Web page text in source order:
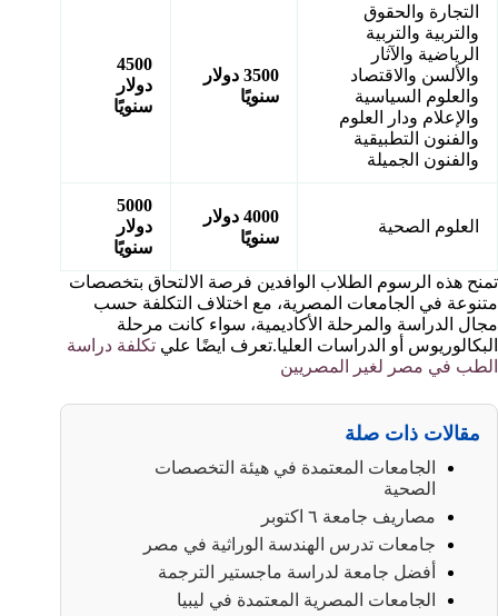
التجارة والحقوق
والتربية والتربية
الرياضية والآثار
والألسن والاقتصاد
والعلوم السياسية
والإعلام ودار العلوم
والفنون التطبيقية
والفنون الجميلة
3500 دولار
سنويًا
4500
دولار
سنويًا
العلوم الصحية
4000 دولار
سنويًا
5000
دولار
سنويًا
تمنح هذه الرسوم الطلاب الوافدين فرصة الالتحاق بتخصصات
متنوعة في الجامعات المصرية، مع اختلاف التكلفة حسب
مجال الدراسة والمرحلة الأكاديمية، سواء كانت مرحلة
البكالوريوس أو الدراسات العليا.تعرف ايضًا علي تكلفة دراسة
الطب في مصر لغير المصريين
مقالات ذات صلة
الجامعات المعتمدة في هيئة التخصصات
الصحية
مصاريف جامعة ٦ اكتوبر
جامعات تدرس الهندسة الوراثية في مصر
أفضل جامعة لدراسة ماجستير الترجمة
الجامعات المصرية المعتمدة في ليبيا